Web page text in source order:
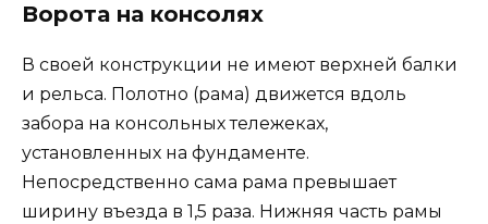
Ворота на консолях
В своей конструкции не имеют верхней балки
и рельса. Полотно (рама) движется вдоль
забора на консольных тележеках,
установленных на фундаменте.
Непосредственно сама рама превышает
ширину въезда в 1,5 раза. Нижняя часть рамы